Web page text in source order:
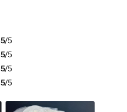
5/5
5/5
5/5
5/5